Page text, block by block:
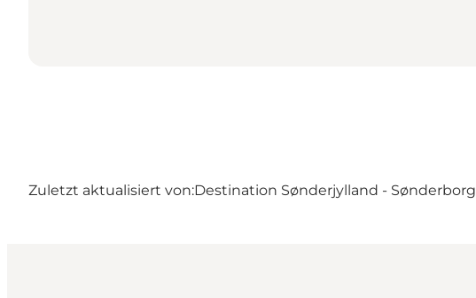
Zuletzt aktualisiert von:Destination Sønderjylland - Sønderborg